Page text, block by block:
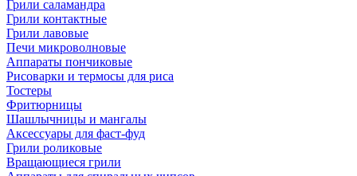
Грили саламандра
Грили контактные
Грили лавовые
Печи микроволновые
Аппараты пончиковые
Рисоварки и термосы для риса
Тостеры
Фритюрницы
Шашлычницы и мангалы
Аксессуары для фаст-фуд
Грили роликовые
Вращающиеся грили